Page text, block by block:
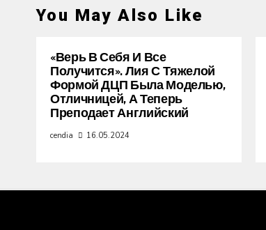
You May Also Like
«Верь В Себя И Все
Получится». Лия С Тяжелой
Формой ДЦП Была Моделью,
Отличницей, А Теперь
Преподает Английский
cendia 16.05.2024